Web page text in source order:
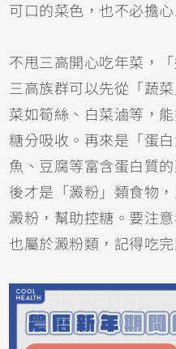
可口的菜色，也不必擔
不甩三高開心吃年菜，
三高族群可以先從「蔬
菜如筍絲、白菜滷等，
糖分吸收。再來是「蛋
魚、豆腐等富含蛋白質
後才是「澱粉」類食物
澱粉，幫助控糖。要注
也屬於澱粉類，記得吃